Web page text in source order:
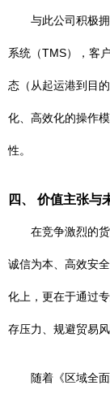
与此公司积极
系统（TMS），客
态（从起运港到目
化、高效化的操作
性。
四、 价值主张与
在竞争激烈的
诚信为本、高效安
化上，更在于通过
存压力、规避贸易
随着《区域全